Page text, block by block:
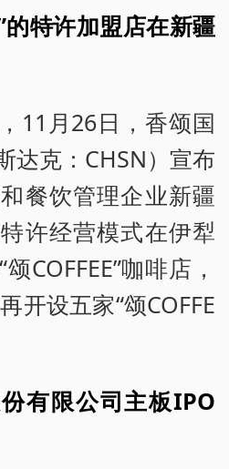
的特许加盟店在新疆
11月26日，香颂国
达克：CHSN）宣布
餐饮管理企业新疆
许经营模式在伊犁
COFFEE”咖啡店，
开设五家“颂COFFE
有限公司主板IPO